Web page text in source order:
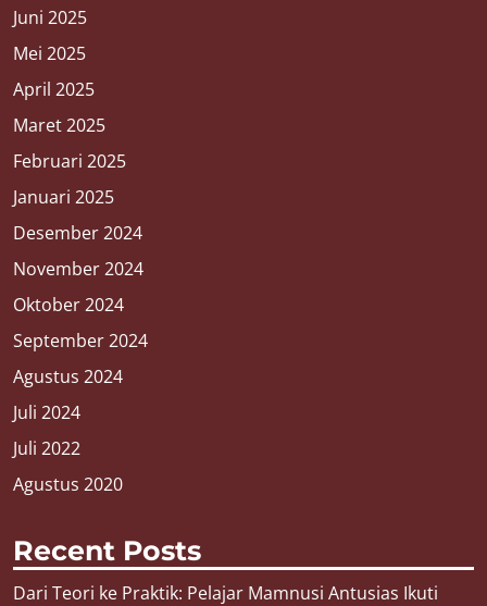
Juni 2025
Mei 2025
April 2025
Maret 2025
Februari 2025
Januari 2025
Desember 2024
November 2024
Oktober 2024
September 2024
Agustus 2024
Juli 2024
Juli 2022
Agustus 2020
Recent Posts
Dari Teori ke Praktik: Pelajar Mamnusi Antusias Ikuti